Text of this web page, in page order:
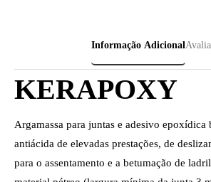
Informação Adicional
KERAPOXY
Argamassa para juntas e adesivo epoxídica
antiácida de elevadas prestações, de
para o assentamento e a betumação de